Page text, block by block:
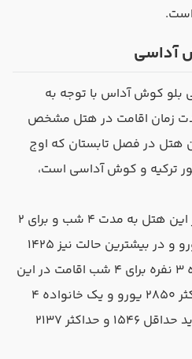
آداسی
بلو کوش آداس با توجه به
زمان اقامت در هتل مشخص
هتل در فصل تابستان که اوج
ترکیه و کوش آداسی است،
به طور مثال هزینه اقامت در این هتل به مدت ۴ شب و برای ۲
نفر در کمترین حالت ۱۰۸۸ یورو و در بیشترین حالت نیز ۱۴۲۵
یورو خواهد شد. یک خانواده ۳ نفره برای ۴ شب اقامت در این
هتل باید حداقل ۱۲۶۵ و حداکثر ۲۸۵۰ یورو و یک خانواده ۴
نفره نیز برای ۴ شب اقامت باید حداقل ۱۵۴۶ و حداکثر ۲۱۳۷